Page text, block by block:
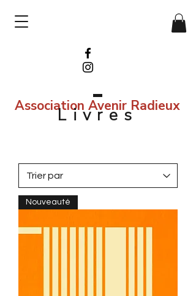
Association Avenir Radieux
Livres
Nouveauté